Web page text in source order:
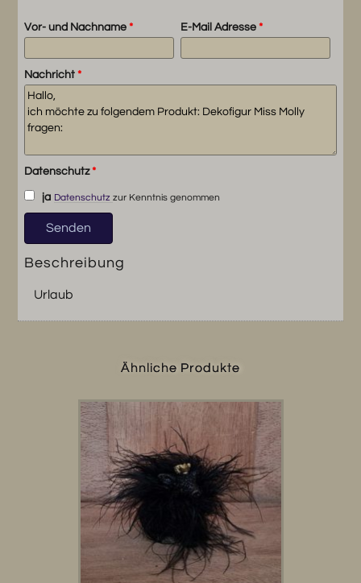
Vor- und Nachname* E-Mail Adresse *
Nachricht*
Datenschutz*
ja Datenschutz zur Kenntnis genommen
Beschreibung
Urlaub
Ähnliche Produkte